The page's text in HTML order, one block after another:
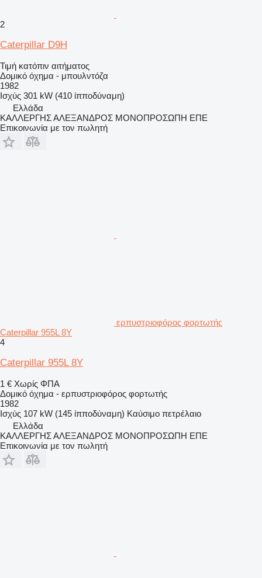
2
Caterpillar D9H
Τιμή κατόπιν αιτήματος
Δομικό όχημα - μπουλντόζα
1982
Ισχύς 301 kW (410 ίπποδύναμη)
Ελλάδα
ΚΑΛΛΕΡΓΗΣ ΑΛΕΞΑΝΔΡΟΣ ΜΟΝΟΠΡΟΣΩΠΗ ΕΠΕ
Επικοινωνία με τον πωλητή
ερπυστριοφόρος φορτωτής
Caterpillar 955L 8Y
4
Caterpillar 955L 8Y
1 € Χωρίς ΦΠΑ
Δομικό όχημα - ερπυστριοφόρος φορτωτής
1982
Ισχύς 107 kW (145 ίπποδύναμη) Καύσιμο πετρέλαιο
Ελλάδα
ΚΑΛΛΕΡΓΗΣ ΑΛΕΞΑΝΔΡΟΣ ΜΟΝΟΠΡΟΣΩΠΗ ΕΠΕ
Επικοινωνία με τον πωλητή